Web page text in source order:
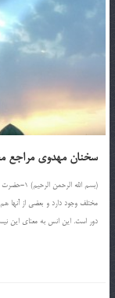
سخنان مهدوی مراجع
(بسم الله
مختلف وجود دارد و بعضی از آنها
دور است. این انس به معنای این